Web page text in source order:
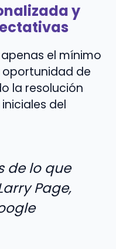
y
el mínimo
oportunidad de
la resolución
del
de lo que
Page,